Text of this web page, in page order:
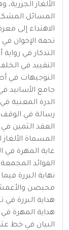
الألغاز
المسائل
الاهتداء إلى
تحفة الإخوان
التذكار في رواية
التقييد في
التوجيهات في
جامع الأسانيد
الدرة المعنية
رسالة في
العقد الثمين
المسماة الألغاز
غاية المهرة في
الفوائد
نهاية البررة
محيصن
هداية البررة في
هداية المهرة
البيان في خط